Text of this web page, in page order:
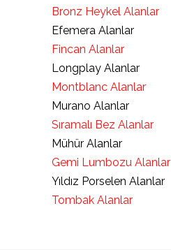
Bronz Heykel Alanlar
Efemera Alanlar
Fincan Alanlar
Longplay Alanlar
Montblanc Alanlar
Murano Alanlar
Sıramalı Bez Alanlar
Mühür Alanlar
Gemi Lumbozu Alanlar
Yıldız Porselen Alanlar
Tombak Alanlar